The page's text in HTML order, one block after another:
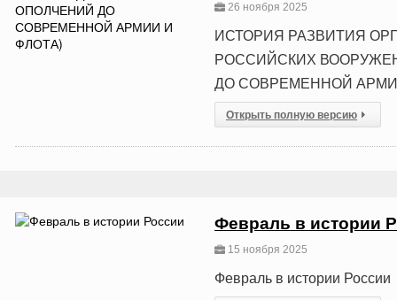
26 ноября 2025
ИСТОРИЯ РАЗВИТИЯ
РОССИЙСКИХ
ДО СОВРЕМЕННОЙ
Открыть полную версию
Февраль в истории
15 ноября 2025
Февраль в истории России